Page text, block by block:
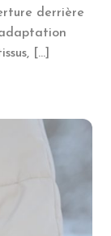
derrière
[…]